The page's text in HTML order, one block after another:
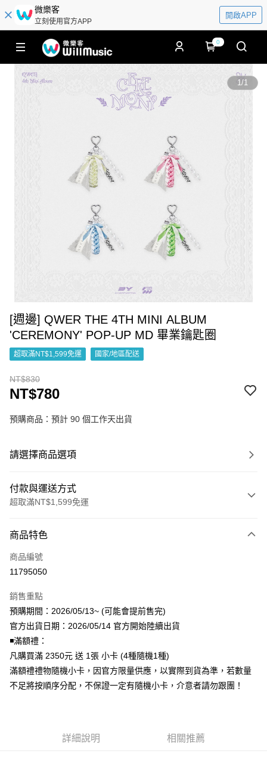
微樂客
立刻使用官方APP
開啟APP
0
1/1
[週邊] QWER THE 4TH MINI ALBUM
'CEREMONY' POP-UP MD 畢業鑰匙圈
超取滿NT$1,599免運 國家/地區配送
NT$830
NT$780
預購商品：預計 90 個工作天出貨
請選擇商品選項
付款與運送方式
超取滿NT$1,599免運
信用卡一次付款
超商取貨付款
Apple Pay
街口支付
悠遊付
AFTEE先享後付
相關說明
１．簡單：不需註冊會員、不需綁卡、不需儲值。
２．便利：只要手機號碼，簡訊認證，即可結帳。
商品特色
商品編號
11795050
銷售重點
預購期間：2026/05/13~ (可能會提前售完)
官方出貨日期：2026/05/14 官方開始陸續出貨
◾️滿額禮：
凡購買滿 2350元 送 1張 小卡 (4種隨機1種)
滿額禮禮物隨機小卡，因官方限量供應，以實際到貨為準，若數量
不足將按順序分配，不保證一定有隨機小卡，介意者請勿跟團！
詳細說明 相關推薦